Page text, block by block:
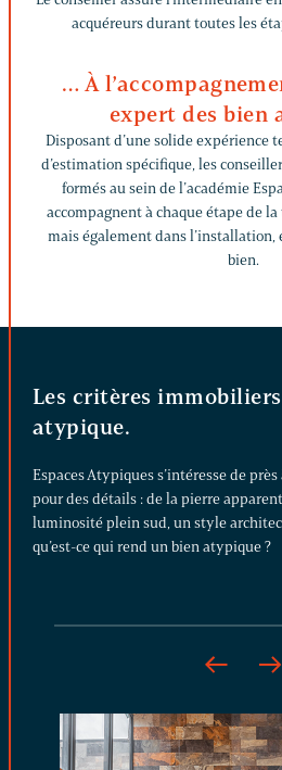
acquéreurs durant toutes les
… À
expert des bien
Disposant d’une solide expérience
d’estimation spécifique, les
formés au sein de l’académie
accompagnent à chaque étape de
mais également dans
bien.
Les critères
atypique.
Espaces Atypiques s’intéresse de
pour des détails : de la pierre
luminosité plein sud, un style
qu’est-ce qui rend un bien atypique ?